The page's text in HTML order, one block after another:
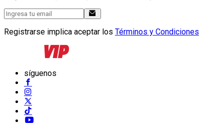
Registrarse implica aceptar los Términos y Condiciones
síguenos